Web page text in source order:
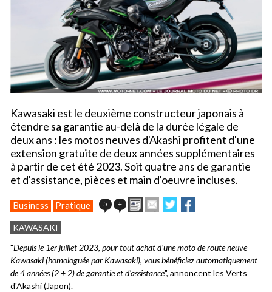
Kawasaki est le deuxième constructeur japonais à
étendre sa garantie au-delà de la durée légale de
deux ans : les motos neuves d'Akashi profitent d'une
extension gratuite de deux années supplémentaires
à partir de cet été 2023. Soit quatre ans de garantie
et d'assistance, pièces et main d'oeuvre incluses.
Business Pratique 5 + ImprimerEnvoyer
cet
un
ami
Partager
sur
sur
KAWASAKI
"Depuis le 1er juillet 2023, pour tout achat d’une moto de route neuve
Kawasaki (homologuée par Kawasaki), vous bénéficiez automatiquement
de 4 années (2 + 2) de garantie et d'assistance", annoncent les Verts
d'Akashi (Japon).